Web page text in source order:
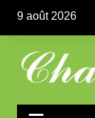
contenu
9 août 2026